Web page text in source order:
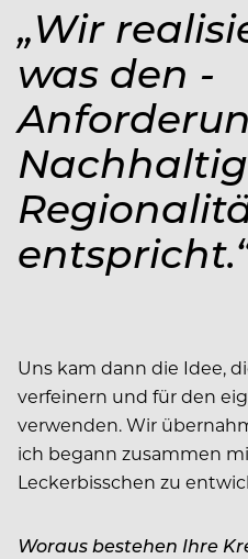
„Wir
was den ­
Uns kam dann die Idee,
verfeinern und für den
verwenden. Wir
ich begann zusammen
Leckerbisschen zu
Woraus bestehen Ihre